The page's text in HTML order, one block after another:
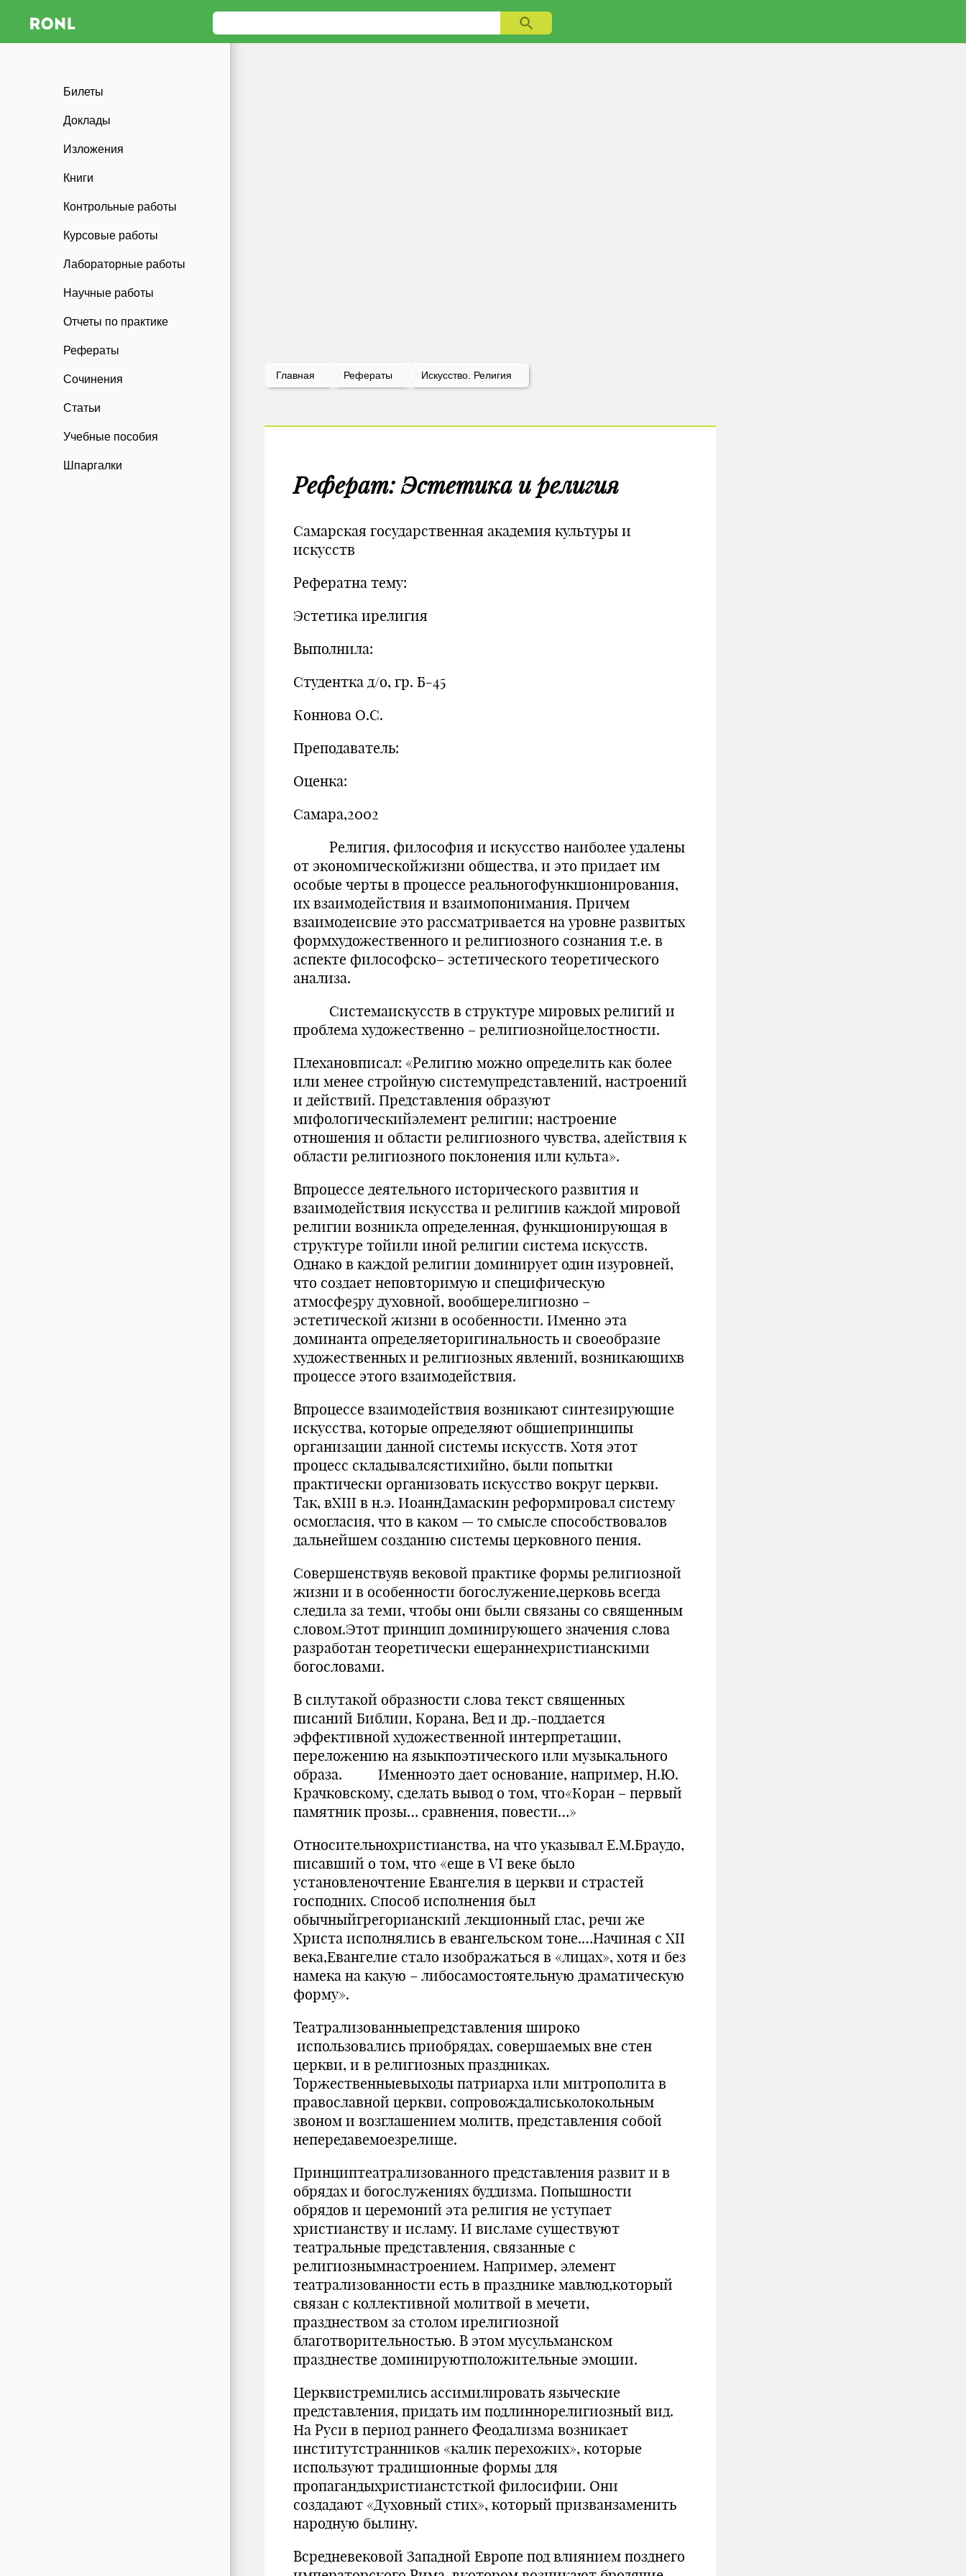
Билеты
Доклады
Изложения
Книги
Контрольные работы
Курсовые работы
Лабораторные работы
Научные работы
Отчеты по практике
Рефераты
Сочинения
Статьи
Учебные пособия
Шпаргалки
Главная Рефераты Искусство. Религия
Реферат: Эстетика и религия
Самарская государственная академия культуры и
искусств
Рефератна тему:
Эстетика ирелигия
Выполнила:
Студентка д/о, гр. Б-45
Коннова О.С.
Преподаватель:
Оценка:
Самара,2002
Религия, философия и искусство наиболее удалены
от экономическойжизни общества, и это придает им
особые черты в процессе реальногофункционирования,
их взаимодействия и взаимопонимания. Причем
взаимодеисвие это рассматривается на уровне развитых
формхудожественного и религиозного сознания т.е. в
аспекте философско– эстетического теоретического
анализа.
Системаискусств в структуре мировых религий и
проблема художественно – религиознойцелостности.
Плехановписал: «Религию можно определить как более
или менее стройную системупредставлений, настроений
и действий. Представления образуют
мифологическийэлемент религии; настроение
отношения и области религиозного чувства, адействия к
области религиозного поклонения или культа».
Впроцессе деятельного исторического развития и
взаимодействия искусства и религиив каждой мировой
религии возникла определенная, функционирующая в
структуре тойили иной религии система искусств.
Однако в каждой религии доминирует один изуровней,
что создает неповторимую и специфическую
атмосфе5ру духовной, вообщерелигиозно –
эстетической жизни в особенности. Именно эта
доминанта определяеторигинальность и своеобразие
художественных и религиозных явлений, возникающихв
процессе этого взаимодействия.
Впроцессе взаимодействия возникают синтезирующие
искусства, которые определяют общиепринципы
организации данной системы искусств. Хотя этот
процесс складывалсястихийно, были попытки
практически организовать искусство вокруг церкви.
Так, вXIII в н.э. ИоаннДамаскин реформировал систему
осмогласия, что в каком — то смысле способствовалов
дальнейшем созданию системы церковного пения.
Совершенствуяв вековой практике формы религиозной
жизни и в особенности богослужение,церковь всегда
следила за теми, чтобы они были связаны со священным
словом.Этот принцип доминирующего значения слова
разработан теоретически ещераннехристианскими
богословами.
В силутакой образности слова текст священных
писаний Библии, Корана, Вед и др.-поддается
эффективной художественной интерпретации,
переложению на языкпоэтического или музыкального
образа. Именноэто дает основание, например, Н.Ю.
Крачковскому, сделать вывод о том, что«Коран – первый
памятник прозы… сравнения, повести…»
Относительнохристианства, на что указывал Е.М.Браудо,
писавший о том, что «еще в VI веке было
установленочтение Евангелия в церкви и страстей
господних. Способ исполнения был
обычныйгрегорианский лекционный глас, речи же
Христа исполнялись в евангельском тоне.…Начиная с XII
века,Евангелие стало изображаться в «лицах», хотя и без
намека на какую – либосамостоятельную драматическую
форму».
Театрализованныепредставления широко
использовались приобрядах, совершаемых вне стен
церкви, и в религиозных праздниках.
Торжественныевыходы патриарха или митрополита в
православной церкви, сопровождалиськолокольным
звоном и возглашением молитв, представления собой
непередавемоезрелище.
Принциптеатрализованного представления развит и в
обрядах и богослужениях буддизма. Попышности
обрядов и церемоний эта религия не уступает
христианству и исламу. И висламе существуют
театральные представления, связанные с
религиознымнастроением. Например, элемент
театрализованности есть в празднике мавлюд,который
связан с коллективной молитвой в мечети,
празднеством за столом ирелигиозной
благотворительностью. В этом мусульманском
празднестве доминируютположительные эмоции.
Церквистремились ассимилировать языческие
представления, придать им подлиннорелигиозный вид.
На Руси в период раннего Феодализма возникает
институтстранников «калик перехожих», которые
используют традиционные формы для
пропагандыхристианстсткой филосифии. Они
создадают «Духовный стих», который призванзаменить
народную былину.
Всредневековой Западной Европе под влиянием позднего